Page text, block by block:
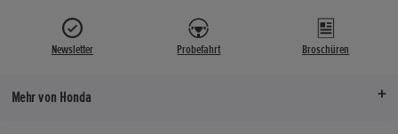
Newsletter Probefahrt Broschüren
Mehr von Honda